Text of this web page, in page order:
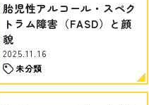
胎児性アルコール・スペク
トラム障害（FASD）と顔
貌
2025.11.16
未分類